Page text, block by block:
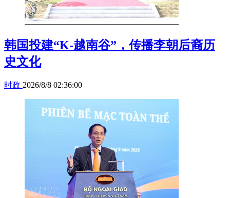
韩国投建“K-越南谷”，传播李朝后裔历
史文化
时政 2026/8/8 02:36:00